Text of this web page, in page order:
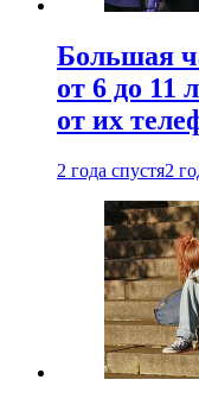
Большая
от 6 до 11
от их
2 года спустя2